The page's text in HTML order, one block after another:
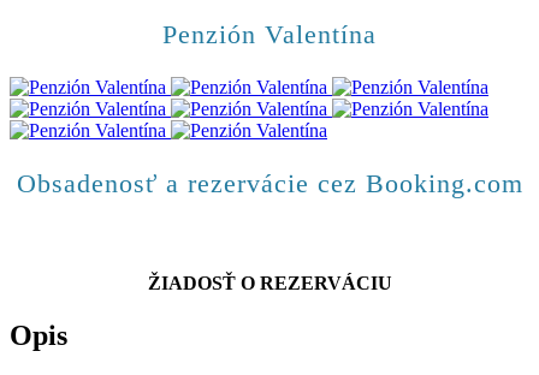
Penzión Valentína
Obsadenosť a rezervácie cez Booking.com
ŽIADOSŤ O REZERVÁCIU
Opis